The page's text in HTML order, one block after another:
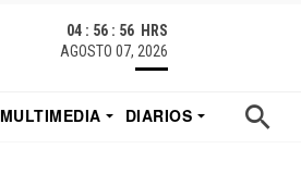
04 : 56 : 56 HRS
AGOSTO 07, 2026
MULTIMEDIA
DIARIOS